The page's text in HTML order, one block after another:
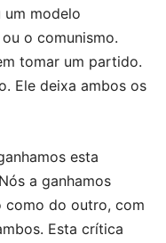
um modelo
o comunismo.
tomar um partido.
Ele deixa ambos os
esta
a ganhamos
como do outro, com
Esta crítica